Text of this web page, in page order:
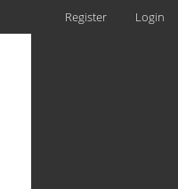
Register Login